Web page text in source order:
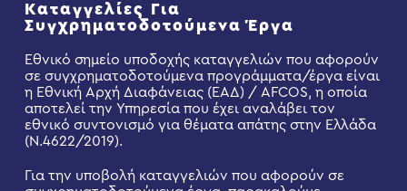
Καταγγελίες Για
Συγχρηματοδοτούμενα Έργα
Εθνικό σημείο υποδοχής καταγγελιών που αφορούν
σε συγχρηματοδοτούμενα προγράμματα/έργα είναι
η Εθνική Αρχή Διαφάνειας (ΕΑΔ) / AFCOS, η οποία
αποτελεί την Υπηρεσία που έχει αναλάβει τον
εθνικό συντονισμό για θέματα απάτης στην Ελλάδα
(Ν.4622/2019).
Για την υποβολή καταγγελιών που αφορούν σε